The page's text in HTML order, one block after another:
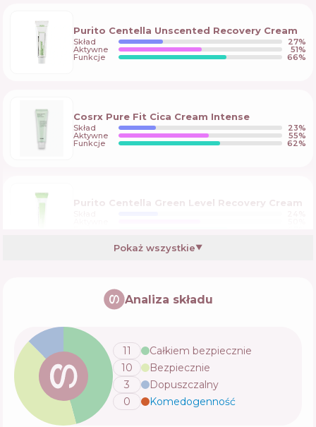
Purito Centella Unscented Recovery Cream
Skład 27%
Aktywne 51%
Funkcje 66%
Cosrx Pure Fit Cica Cream Intense
Skład 23%
Aktywne 55%
Funkcje 62%
Purito Centella Green Level Recovery Cream
Purito B5 Panthenol Re-barrier Cream
Aktywne
Dr.Jart+ Cicapair Derma Green Solution
Cream
Skład
Aktywne
Funkcje
Pokaż wszystkie▼
Analiza składu
11
Całkiem bezpiecznie
10
Bezpiecznie
3
Dopuszczalny
0
Komedogenność